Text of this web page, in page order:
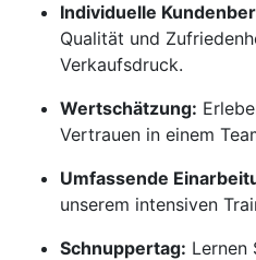
Individuelle
Qualität und
Verkaufsdruck.
Wertschätzung:
Vertrauen in einem
Umfassende
unserem intensiven
Schnuppertag: Lernen